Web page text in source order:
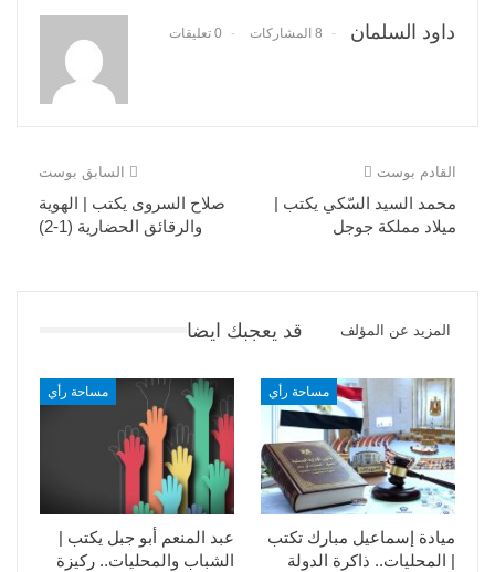
داود السلمان 8 المشاركات 0 تعليقات
السابق بوست
صلاح السروى يكتب | الهوية
والرقائق الحضارية (1-2)
القادم بوست
محمد السيد السّكي يكتب |
ميلاد مملكة جوجل
قد يعجبك ايضا المزيد عن المؤلف
مساحة رأي
عبد المنعم أبو جبل يكتب |
الشباب والمحليات.. ركيزة
مساحة رأي
ميادة إسماعيل مبارك تكتب
| المحليات.. ذاكرة الدولة